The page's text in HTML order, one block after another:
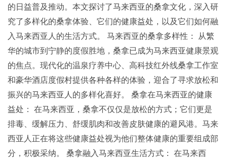
的日益普及推动。本文探讨了马来西亚的桑拿文化，深入研
究了多样化的桑拿体验、它们的健康益处，以及它们如何融
入马来西亚人的生活方式。 马来西亚的桑拿多样性： 从繁
华的城市到宁静的度假胜地，桑拿已成为马来西亚健康景观
的焦点。现代化的温泉疗养中心、高科技红外线桑拿工作室
和豪华酒店度假村提供各种各样的体验，迎合了寻求放松和
振兴的马来西亚人的多样化喜好。 桑拿在马来西亚的健康
益处： 在马来西亚，桑拿不仅仅是放松的方式；它们更是
排毒、缓解压力、舒缓肌肉和改善皮肤健康的避风港。马来
西亚人正在将这些健康益处视为他们整体健康的重要组成部
分，积极采纳。 桑拿融入马来西亚生活方式： 在马来西